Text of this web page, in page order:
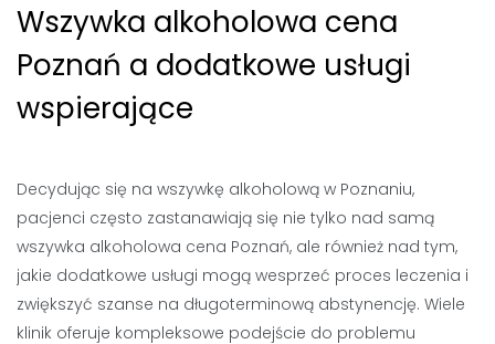
Wszywka alkoholowa cena
Poznań a dodatkowe usługi
wspierające
Decydując się na wszywkę alkoholową w Poznaniu,
pacjenci często zastanawiają się nie tylko nad samą
wszywka alkoholowa cena Poznań, ale również nad tym,
jakie dodatkowe usługi mogą wesprzeć proces leczenia i
zwiększyć szanse na długoterminową abstynencję. Wiele
klinik oferuje kompleksowe podejście do problemu